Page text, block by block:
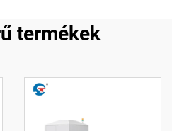
termékek